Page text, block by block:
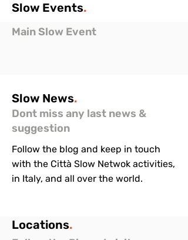
Slow Events.
Main Slow Event
Slow News.
Dont miss any last news &
suggestion
Follow the blog and keep in touch
with the Città Slow Netwok activities,
in Italy, and all over the world.
Locations.